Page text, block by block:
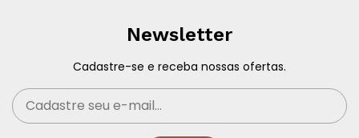
Newsletter
Cadastre-se e receba nossas ofertas.